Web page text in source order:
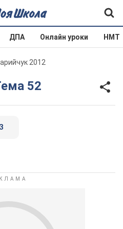
ДПА Онлайн уроки НМТ
2012
52
3